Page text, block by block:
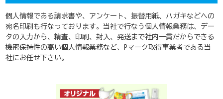
個人情報である請求書や、アンケート、振替用紙、ハガキなどへの
宛名印刷も行なっております。当社で行なう個人情報業務は、デー
タの入力から、精査、印刷、封入、発送まで社内一貫だからできる
機密保持性の高い個人情報業務など、Pマーク取得事業者である当
社にお任せ下さい。